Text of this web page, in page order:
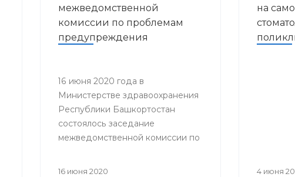
межведомственной
комиссии по проблемам
предупреждения
Башкортостан
16 июня 2020 года в
Министерстве здравоохранения
Республики Башкортостан
состоялось заседание
межведомственной комиссии по
16 июня 2020
на
4 июня